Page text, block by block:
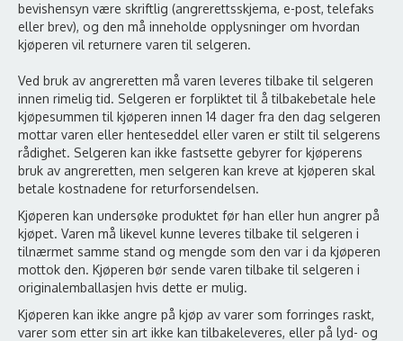
bevishensyn være skriftlig (angrerettsskjema, e-post, telefaks
eller brev), og den må inneholde opplysninger om hvordan
kjøperen vil returnere varen til selgeren.
Ved bruk av angreretten må varen leveres tilbake til selgeren
innen rimelig tid. Selgeren er forpliktet til å tilbakebetale hele
kjøpesummen til kjøperen innen 14 dager fra den dag selgeren
mottar varen eller henteseddel eller varen er stilt til selgerens
rådighet. Selgeren kan ikke fastsette gebyrer for kjøperens
bruk av angreretten, men selgeren kan kreve at kjøperen skal
betale kostnadene for returforsendelsen.
Kjøperen kan undersøke produktet før han eller hun angrer på
kjøpet. Varen må likevel kunne leveres tilbake til selgeren i
tilnærmet samme stand og mengde som den var i da kjøperen
mottok den. Kjøperen bør sende varen tilbake til selgeren i
originalemballasjen hvis dette er mulig.
Kjøperen kan ikke angre på kjøp av varer som forringes raskt,
varer som etter sin art ikke kan tilbakeleveres, eller på lyd- og